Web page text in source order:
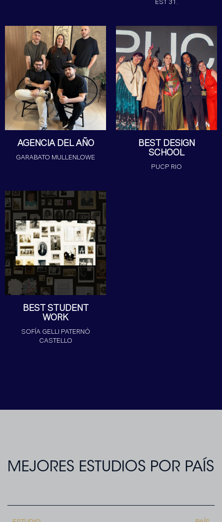
EST 31.
AGENCIA DEL AÑO
GARABATO MULLENLOWE
BEST DESIGN
SCHOOL
PUCP RIO
BEST STUDENT
WORK
SOFÍA GELLI PATERNÓ
CASTELLO
MEJORES ESTUDIOS POR PAÍS